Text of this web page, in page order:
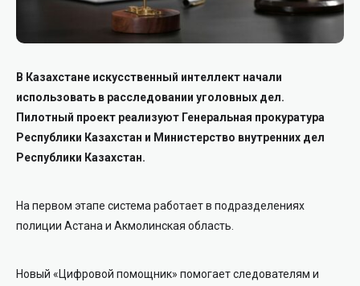
В Казахстане искусственный интеллект начали
использовать в расследовании уголовных дел.
Пилотный проект реализуют Генеральная прокуратура
Республики Казахстан и Министерство внутренних дел
Республики Казахстан.
На первом этапе система работает в подразделениях
полиции Астана и Акмолинская область.
Новый «Цифровой помощник» помогает следователям и